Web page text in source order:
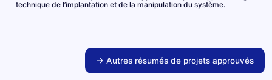
technique de l’implantation et de la manipulation du système.
→ Autres résumés de projets approuvés